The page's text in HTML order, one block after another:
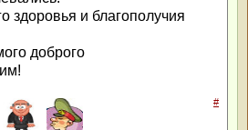
здоровья и благополучия
доброго
#